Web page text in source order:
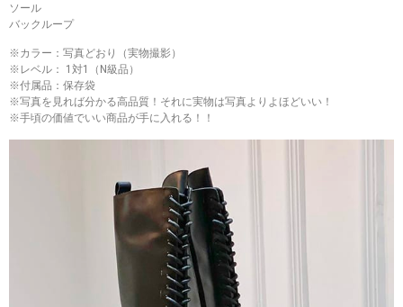
ソール
バックループ
※カラー：写真どおり（実物撮影）
※レベル： 1対1（N級品）
※付属品：保存袋
※写真を見れば分かる高品質！それに実物は写真よりよほどいい！
※手頃の価値でいい商品が手に入れる！！